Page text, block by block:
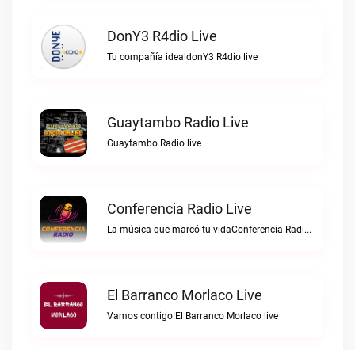
DonY3 R4dio Live
Tu compañía idealdonY3 R4dio live
Guaytambo Radio Live
Guaytambo Radio live
Conferencia Radio Live
La música que marcó tu vidaConferencia Radio live
El Barranco Morlaco Live
Vamos contigo!El Barranco Morlaco live